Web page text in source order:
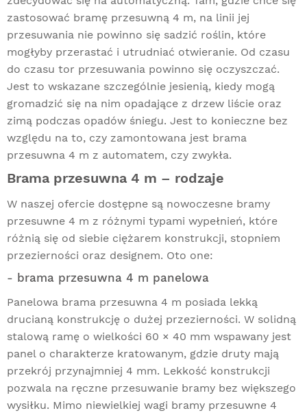
zastosować bramę przesuwną 4 m, na linii jej
przesuwania nie powinno się sadzić roślin, które
mogłyby przerastać i utrudniać otwieranie. Od czasu
do czasu tor przesuwania powinno się oczyszczać.
Jest to wskazane szczególnie jesienią, kiedy mogą
gromadzić się na nim opadające z drzew liście oraz
zimą podczas opadów śniegu. Jest to konieczne bez
względu na to, czy zamontowana jest brama
przesuwna 4 m z automatem, czy zwykła.
Brama przesuwna 4 m – rodzaje
W naszej ofercie dostępne są nowoczesne bramy
przesuwne 4 m z różnymi typami wypełnień, które
różnią się od siebie ciężarem konstrukcji, stopniem
przezierności oraz designem. Oto one:
- brama przesuwna 4 m panelowa
Panelowa brama przesuwna 4 m posiada lekką
drucianą konstrukcję o dużej przezierności. W solidną
stalową ramę o wielkości 60 × 40 mm wspawany jest
panel o charakterze kratowanym, gdzie druty mają
przekrój przynajmniej 4 mm. Lekkość konstrukcji
pozwala na ręczne przesuwanie bramy bez większego
wysiłku. Mimo niewielkiej wagi bramy przesuwne 4